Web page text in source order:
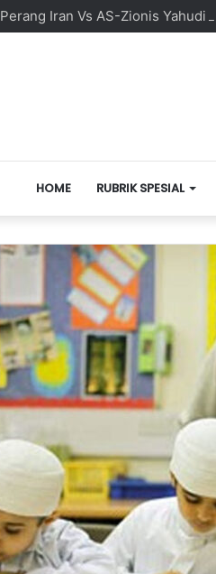
Perang Iran Vs AS-Zionis Yahudi
HOME RUBRIK SPESIAL